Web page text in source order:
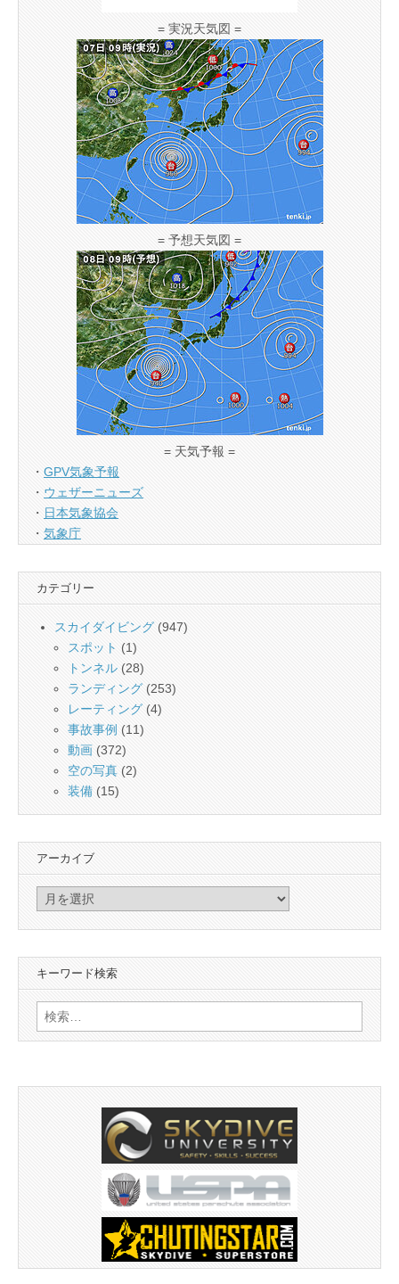
= 実況天気図 =
= 予想天気図 =
= 天気予報 =
・ GPV気象予報
・ ウェザーニューズ
・ 日本気象協会
・ 気象庁
カテゴリー
スカイダイビング (947)
スポット (1)
トンネル (28)
ランディング(253)
レーティング(4)
事故事例 (11)
動画 (372)
空の写真 (2)
装備 (15)
アーカイブ
イ
キーワード検索
検
索: